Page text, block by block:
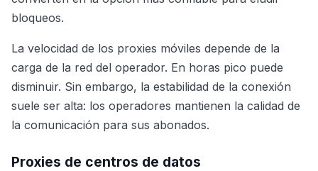
bloqueos.
La velocidad de los proxies móviles depende de la
carga de la red del operador. En horas pico puede
disminuir. Sin embargo, la estabilidad de la conexión
suele ser alta: los operadores mantienen la calidad de
la comunicación para sus abonados.
Proxies de centros de datos